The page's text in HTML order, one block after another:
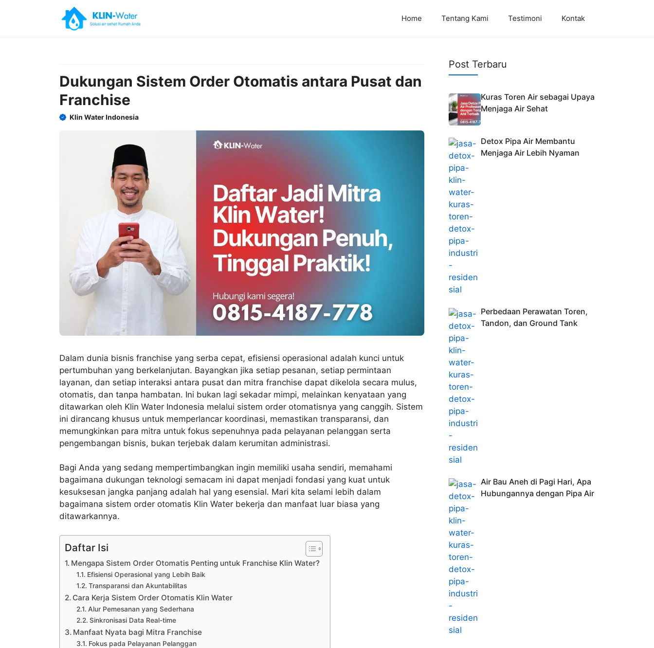
Home Tentang Kami Testimoni Kontak
Dukungan Sistem Order Otomatis antara Pusat dan
Franchise
Klin Water Indonesia
Dalam dunia bisnis franchise yang serba cepat, efisiensi operasional adalah kunci untuk
pertumbuhan yang berkelanjutan. Bayangkan jika setiap pesanan, setiap permintaan
layanan, dan setiap interaksi antara pusat dan mitra franchise dapat dikelola secara mulus,
otomatis, dan tanpa hambatan. Ini bukan lagi sekadar mimpi, melainkan kenyataan yang
ditawarkan oleh Klin Water Indonesia melalui sistem order otomatisnya yang canggih. Sistem
ini dirancang khusus untuk memperlancar koordinasi, memastikan transparansi, dan
memungkinkan para mitra untuk fokus sepenuhnya pada pelayanan pelanggan serta
pengembangan bisnis, bukan terjebak dalam kerumitan administrasi.
Bagi Anda yang sedang mempertimbangkan ingin memiliki usaha sendiri, memahami
bagaimana dukungan teknologi semacam ini dapat menjadi fondasi yang kuat untuk
kesuksesan jangka panjang adalah hal yang esensial. Mari kita selami lebih dalam
bagaimana sistem order otomatis Klin Water bekerja dan manfaat luar biasa yang
ditawarkannya.
Daftar Isi
Mengapa Sistem Order Otomatis Penting untuk Franchise Klin Water?
Efisiensi Operasional yang Lebih Baik
Transparansi dan Akuntabilitas
Cara Kerja Sistem Order Otomatis Klin Water
Alur Pemesanan yang Sederhana
Sinkronisasi Data Real-time
Manfaat Nyata bagi Mitra Franchise
Fokus pada Pelayanan Pelanggan
Post Terbaru
Kuras Toren Air sebagai Upaya
Menjaga Air Sehat
Detox Pipa Air Membantu
Menjaga Air Lebih Nyaman
Perbedaan Perawatan Toren,
Tandon, dan Ground Tank
Air Bau Aneh di Pagi Hari, Apa
Hubungannya dengan Pipa Air